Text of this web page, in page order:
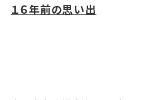
１６年前の思い出